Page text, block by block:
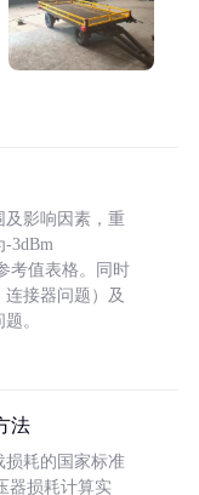
及影响因素，重
-3dBm
考值表格。同时
接器问题）及
。
法
损耗的国家标准
器损耗计算实